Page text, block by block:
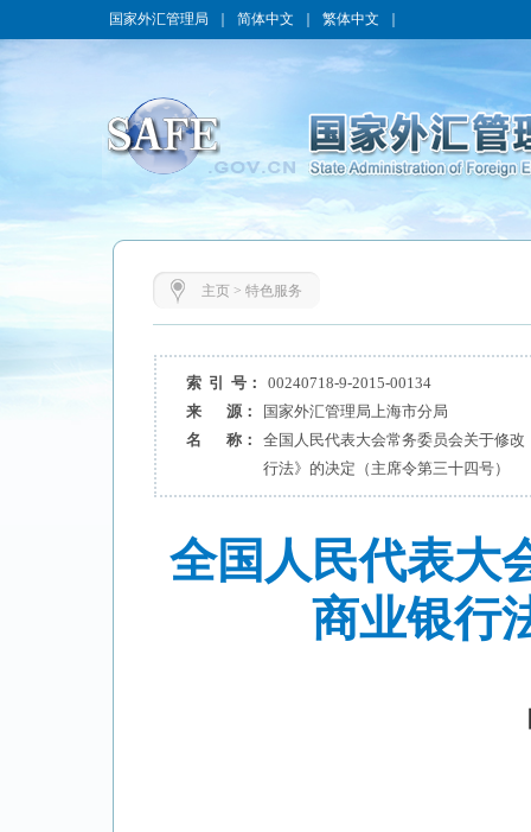
国家外汇管理局 简体中文 繁体中文
主页> 特色服务
索 引 号：
00240718-9-2015-00134
来 源：
国家外汇管理局上海市分局
名 称：
全国人民代表大会常务委员会关于修
行法》的决定（主席令第三十四号）
全国人民代表大
商业银行